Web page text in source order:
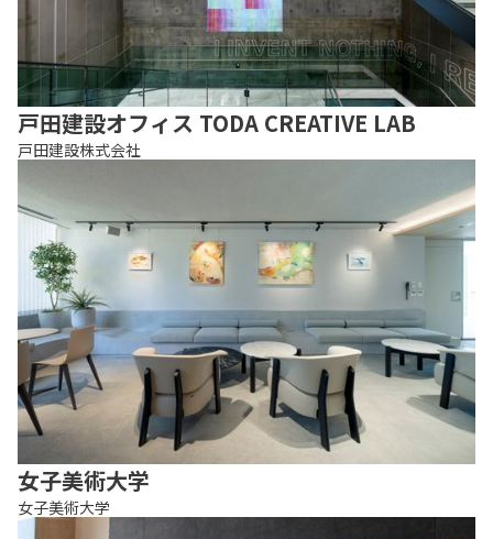
戸田建設オフィス TODA CREATIVE LAB
戸田建設株式会社
女子美術大学
女子美術大学